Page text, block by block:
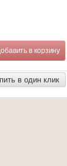
в корзину
в один клик